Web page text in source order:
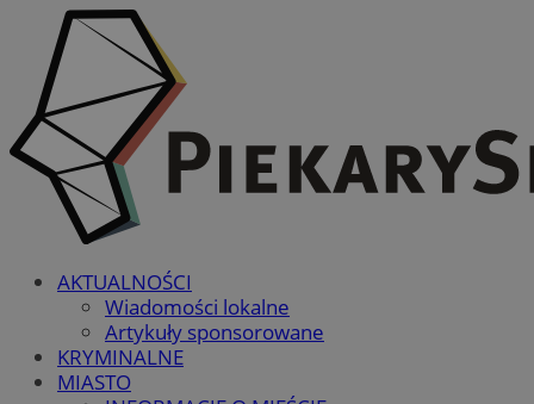
AKTUALNOŚCI
Wiadomości lokalne
Artykuły sponsorowane
KRYMINALNE
MIASTO